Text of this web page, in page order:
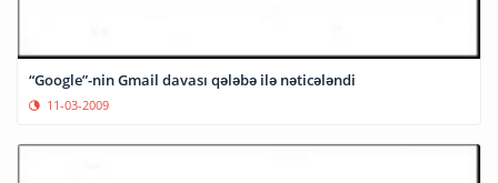
“Google”-nin Gmail davası qələbə ilə nəticələndi
11-03-2009